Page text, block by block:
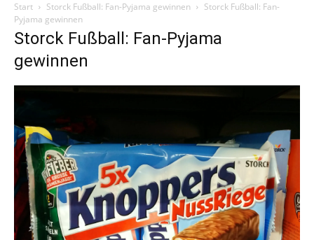
Start Storck Fußball: Fan-Pyjama gewinnen
Storck Fußball: Fan-
Pyjama gewinnen
Storck Fußball: Fan-Pyjama
gewinnen